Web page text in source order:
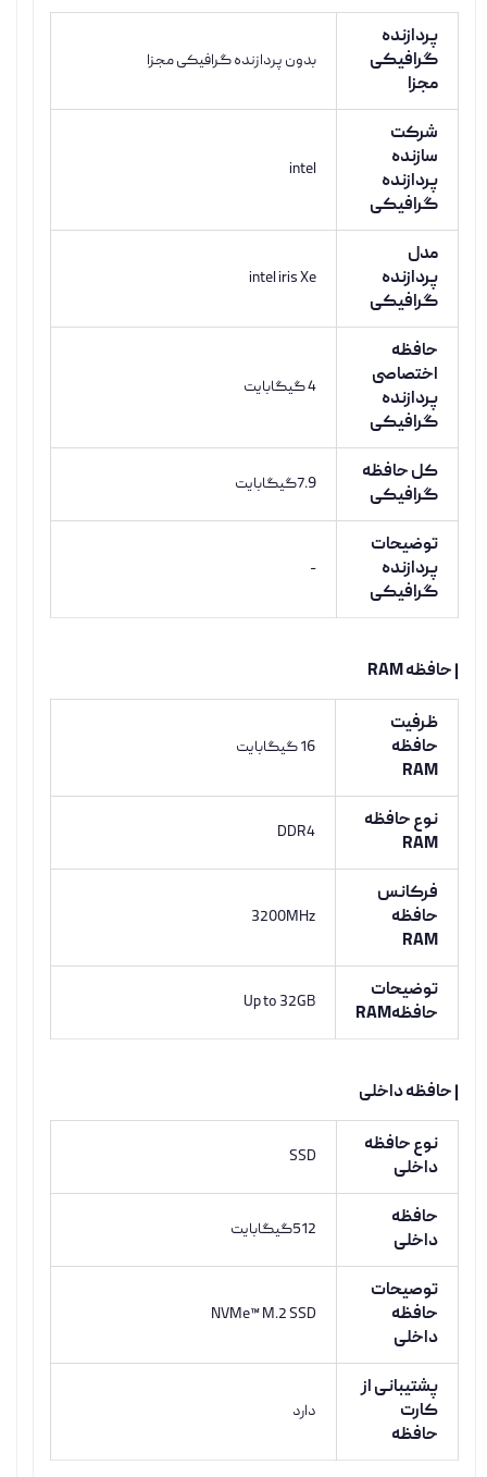
پردازنده
گرافیکی
مجزا
بدون پردازنده گرافیکی مجزا
شرکت
سازنده
پردازنده
گرافیکی
intel
مدل
پردازنده
گرافیکی
intel iris Xe
حافظه
اختصاصی
پردازنده
گرافیکی
4 گیگابایت
کل حافظه
گرافیکی
7.9گیگابایت
توضیحات
پردازنده
گرافیکی
-
| حافظه RAM
ظرفیت
حافظه
RAM
16 گیگابایت
نوع حافظه
RAM
DDR4
فرکانس
حافظه
RAM
3200MHz
توضیحات
حافظهRAM
Up to 32GB
| حافظه داخلی
نوع حافظه
داخلی
SSD
حافظه
داخلی
512گیگابایت
توصیحات
حافظه
داخلی
NVMe™ M.2 SSD
پشتیبانی از
کارت
حافظه
دارد